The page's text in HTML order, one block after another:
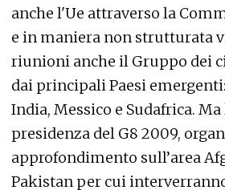
anche l'Ue attraverso la
e in maniera non strutturata
riunioni anche il Gruppo dei
dai principali Paesi
India, Messico e Sudafrica. Ma
presidenza del G8 2009,
approfondimento sull’area
Pakistan per cui